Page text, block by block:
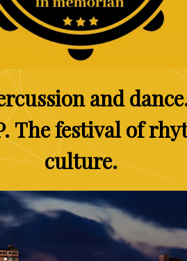
and
Thefestival of
culture.